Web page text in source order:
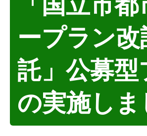
ープラン
託」公募
の実施しま